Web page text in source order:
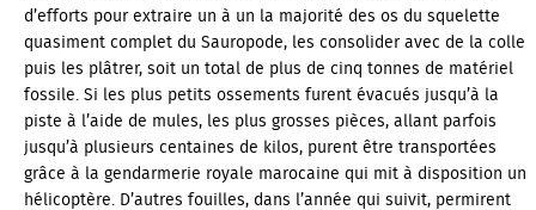
d’efforts pour extraire un à un la majorité des os du squelette
quasiment complet du Sauropode, les consolider avec de la colle
puis les plâtrer, soit un total de plus de cinq tonnes de matériel
fossile. Si les plus petits ossements furent évacués jusqu’à la
piste à l’aide de mules, les plus grosses pièces, allant parfois
jusqu’à plusieurs centaines de kilos, purent être transportées
grâce à la gendarmerie royale marocaine qui mit à disposition un
hélicoptère. D’autres fouilles, dans l’année qui suivit, permirent